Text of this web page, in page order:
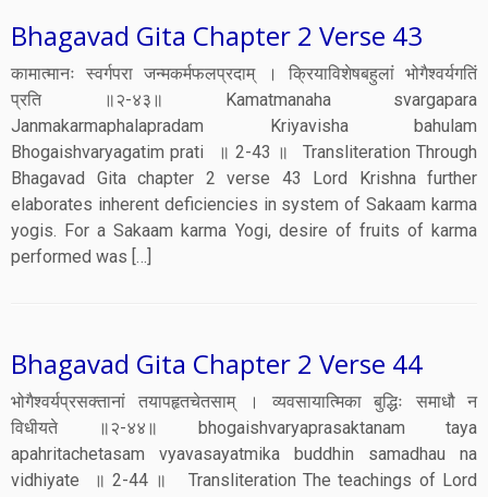
Bhagavad Gita Chapter 2 Verse 43
कामात्मानः स्वर्गपरा जन्मकर्मफलप्रदाम् । क्रियाविशेषबहुलां भोगैश्वर्यगतिं
प्रति ॥२-४३॥ Kamatmanaha svargapara
Janmakarmaphalapradam Kriyavisha bahulam
Bhogaishvaryagatim prati ॥ 2-43 ॥ Transliteration Through
Bhagavad Gita chapter 2 verse 43 Lord Krishna further
elaborates inherent deficiencies in system of Sakaam karma
yogis. For a Sakaam karma Yogi, desire of fruits of karma
performed was […]
Bhagavad Gita Chapter 2 Verse 44
भोगैश्वर्यप्रसक्तानां तयापहृतचेतसाम् । व्यवसायात्मिका बुद्धिः समाधौ न
विधीयते ॥२-४४॥ bhogaishvaryaprasaktanam taya
apahritachetasam vyavasayatmika buddhin samadhau na
vidhiyate ॥ 2-44 ॥ Transliteration The teachings of Lord